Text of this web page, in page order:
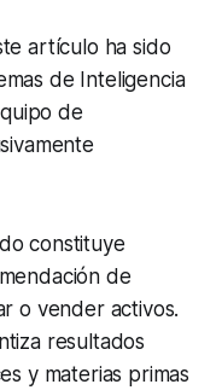
artículo ha sido
de Inteligencia
de
constituye
de
o vender activos.
resultados
y materias primas